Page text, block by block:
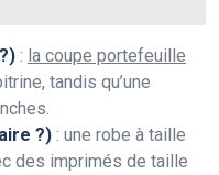
: la coupe portefeuille
tandis qu’une
?) : une robe à taille
des imprimés de taille